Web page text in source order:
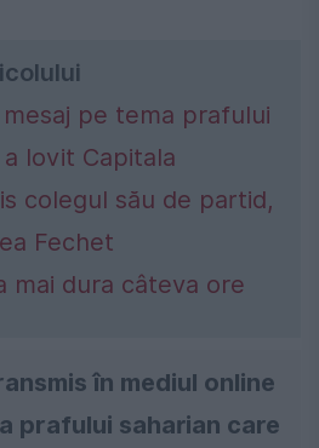
pe tema prafului
lovit Capitala
colegul său de partid,
Fechet
mai dura câteva ore
în mediul online
prafului saharian care